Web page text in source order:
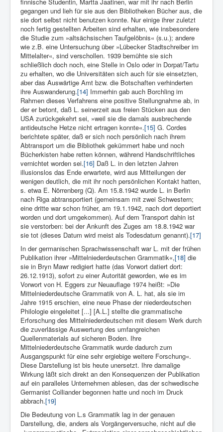
gegangen und lieh für sie aus den Bibliotheken Bücher aus, die
sie dort selbst nicht benutzen konnte. Nur einige ihrer zuletzt
noch fertig gestellten Arbeiten sind erhalten, wie insbesondere
die Studie zum »altsächsischen Taufgelöbnis« (s.u.); andere
wie z.B. eine Untersuchung über »Lübecker Stadtschreiber im
Mittelalter«, sind verschollen. 1939 bemühte sie sich
schließlich doch noch, eine Stelle in Oslo oder in Dorpat/Tartu
zu erhalten, wo die Universitäten sich auch für sie einsetzten,
aber das Auswärtige Amt bzw. die Botschaften verhinderten
ihre Auswanderung.[14] Immerhin gab auch Borchling im
Rahmen dieses Verfahrens eine positive Stellungnahme ab, in
der er betont, daß L. seinerzeit aus freien Stücken aus den
USA zurückgekehrt sei, »weil sie die damals ausbrechende
antideutsche Hetze nicht ertragen konnte«.[15] G. Cordes
berichtete später, daß er sich noch persön­lich nach ihrem
Abtransport um die Bibliothek gekümmert habe und noch
Bücherkisten habe retten können, während Handschriftliches
vernichtet worden sei.[16] Daß L. in den letzten Jahren
illusionslos das Ende er­wartete, wird aus Mitteilungen der
wenigen deutlich, die mit ihr noch persönlichen Kontakt hatten,
s. etwa E. Nörrenberg (Q). Am 15.8.1942 wurde L. in Berlin
nach Riga abtransportiert (gemeinsam mit zwei Schwestern;
eine dritte war schon früher, am 19.1.1942, nach dort deportiert
worden und dort umgekommen). Auf dem Transport dahin ist
sie verstorben: bei der Ankunft des Zuges am 18.8.1942 war
sie tot (dieses Datum wird meist als Todesdatum genannt).[17]
In der germanischen Sprachwissenschaft war L. mit der frühen
Publikation ihrer »Mittelniederdeutschen Grammatik«,[18] die
sie in Bryn Mawr redigiert hatte (das Vorwort datiert dort:
26.12.1913), sofort zu einer Autorität geworden, wie es im
Vorwort von H. Eggers zur Neuauflage 1974 heißt: »Die
Mittelniederdeutsche Grammatik von A. L. hat, als sie im
Jahre 1915 erschien, eine neue Phase der niederdeutschen
Philologie eingeleitet [...] [A.L.] stellte die grammatische
Erforschung des Mittelniederdeutschen mit diesem Werk durch
die zuverlässige Auswertung des umfangreichen
Quellenmaterials auf sicheren Boden. Ihre
Mittelniederdeutsche Grammatik wurde dadurch zum
Ausgangspunkt für eine sehr ergiebige weitere Forschung«.
Diese Darstellung ist bis heute unersetzt. Ihre damalige
Wirkung läßt sich direkt an den Konsequenzen der Publikation
auf ein paralleles Unternehmen ablesen, das der schwedische
Germanist Colliander begonnen hatte und noch im Druck
abbrach.[19]
Die Bedeutung von L.s Grammatik lag in der genauen
Darstellung, die, anders als Vorgängerversuche, nicht auf die